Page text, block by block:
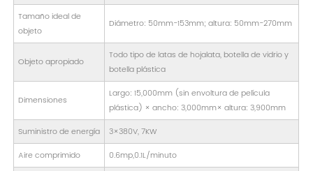
Tamaño ideal de
objeto
Diámetro: 50mm-153mm; altura: 50mm-270mm
Objeto apropiado
Todo tipo de latas de hojalata, botella de vidrio y
botella plástica
Dimensiones
Largo: 15,000mm (sin envoltura de película
plástica) × ancho: 3,000mm× altura: 3,900mm
Suministro de energía
3×380V, 7KW
Aire comprimido
0.6mp,0.1L/minuto